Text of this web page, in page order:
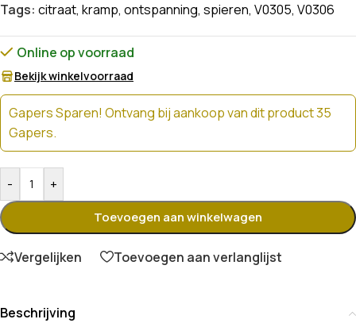
Tags: citraat, kramp, ontspanning, spieren, V0305, V0306
Online op voorraad
Bekijk winkelvoorraad
Gapers Sparen! Ontvang bij aankoop van dit product 35
Gapers.
- +
Toevoegen aan winkelwagen
Vergelijken Toevoegen aan verlanglijst
Beschrijving